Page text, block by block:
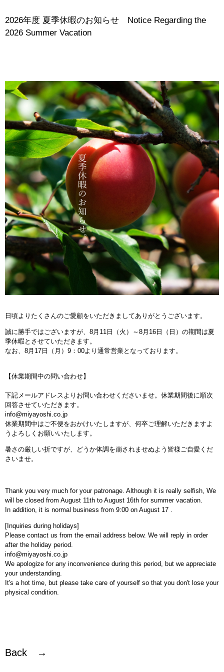
2026年度 夏季休暇のお知らせ Notice Regarding the
2026 Summer Vacation
日頃よりたくさんのご愛顧をいただきましてありがとうございます。
誠に勝手ではございますが、8月11日（火）～8月16日（日）の期間は夏
季休暇とさせていただきます。
なお、8月17日（月）9：00より通常営業となっております。
【休業期間中の問い合わせ】
下記メールアドレスよりお問い合わせくださいませ。休業期間後に順次
回答させていただきます。
info@miyayoshi.co.jp
休業期間中はご不便をおかけいたしますが、何卒ご理解いただきますよ
うよろしくお願いいたします。
暑さの厳しい折ですが、どうか体調を崩されませぬよう皆様ご自愛くだ
さいませ。
Thank you very much for your patronage. Although it is really selfish, We
will be closed from August 11th to August 16th for summer vacation.
In addition, it is normal business from 9:00 on August 17 .
[Inquiries during holidays]
Please contact us from the email address below. We will reply in order
after the holiday period.
info@miyayoshi.co.jp
We apologize for any inconvenience during this period, but we appreciate
your understanding.
It's a hot time, but please take care of yourself so that you don't lose your
physical condition.
Back →